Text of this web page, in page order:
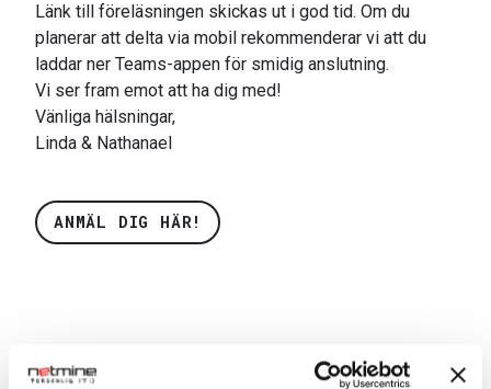
Länk till föreläsningen skickas ut i god tid. Om du
planerar att delta via mobil rekommenderar vi att du
laddar ner Teams-appen för smidig anslutning.
Vi ser fram emot att ha dig med!
Vänliga hälsningar,
Linda & Nathanael
ANMÄL DIG HÄR!
Tidigare evenemang